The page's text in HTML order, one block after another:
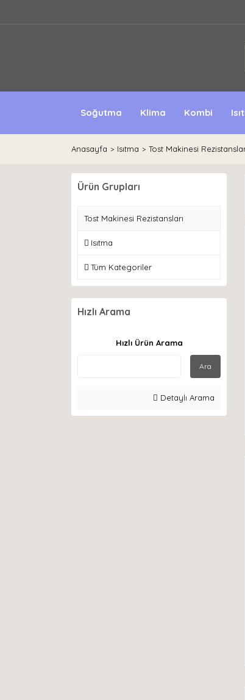
Soğutma Klima Kombi
Anasayfa Isıtma Tost Makinesi
Ürün Grupları
Tost Makinesi Rezistansları
Isıtma
Tüm Kategoriler
Hızlı Arama
Hızlı Ürün Arama
Ara
Detaylı Arama